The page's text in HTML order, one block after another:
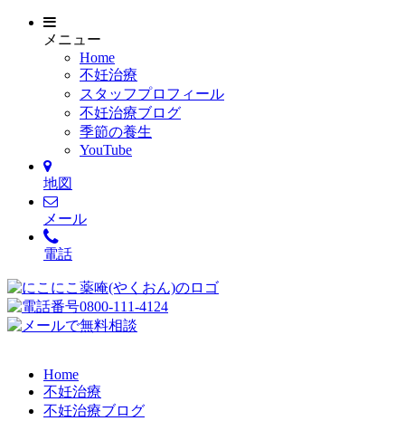
メニュー
Home
不妊治療
スタッフプロフィール
不妊治療ブログ
季節の養生
YouTube
地図
メール
電話
Home
不妊治療
不妊治療ブログ